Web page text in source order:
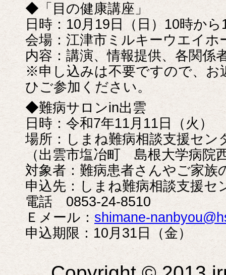
◆「目の健康講座」
日時：10月19日（日）10時か
会場：江津市ミルキーウエイホ
内容：講演、情報提供、各関係
※申し込みは不要ですので、お
ひご参加ください。
◆難病サロンin出雲
日時：令和7年11月11日（火）
場所：しまね難病相談支援セン
（出雲市塩冶町 島根大学病院
対象者：難病患者さんやご家族
申込先：しまね難病相談支援セ
電話 0853-24-8510
Ｅメール： shimane-
申込期限：10月31日（金）